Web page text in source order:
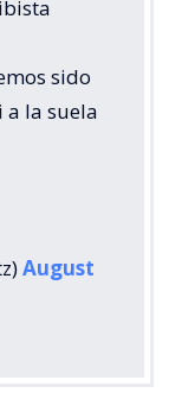
sido
a la suela
August